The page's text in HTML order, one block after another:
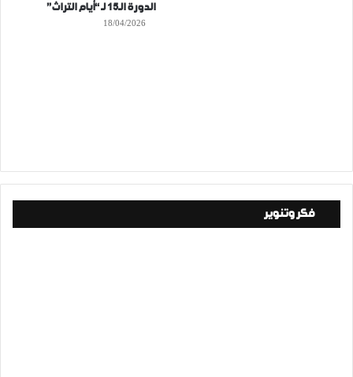
الدورة الـ15 لـ “أيام التراث”
18/04/2026
فكر وتنوير